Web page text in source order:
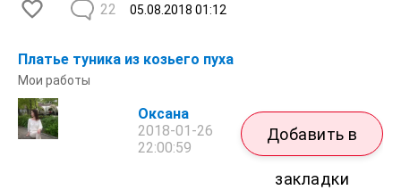
05.08.2018 01:12
22
Платье туника из козьего пуха
Мои работы
Оксана
2018-01-26
22:00:59
Добавить в
закладки